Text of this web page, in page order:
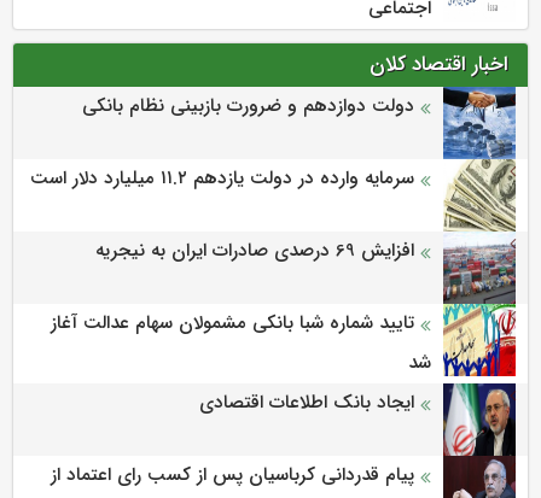
اجتماعی
اخبار اقتصاد کلان
دولت دوازدهم و ضرورت بازبینی نظام بانکی
سرمایه وارده در دولت یازدهم ۱۱.۲ میلیارد دلار است
افزایش 69 درصدی صادرات ایران به نیجریه
تایید شماره شبا بانکی مشمولان سهام عدالت آغاز
شد
ایجاد بانک اطلاعات اقتصادی
پیام قدردانی کرباسیان پس از کسب رای اعتماد از